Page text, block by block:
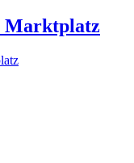
Marktplatz